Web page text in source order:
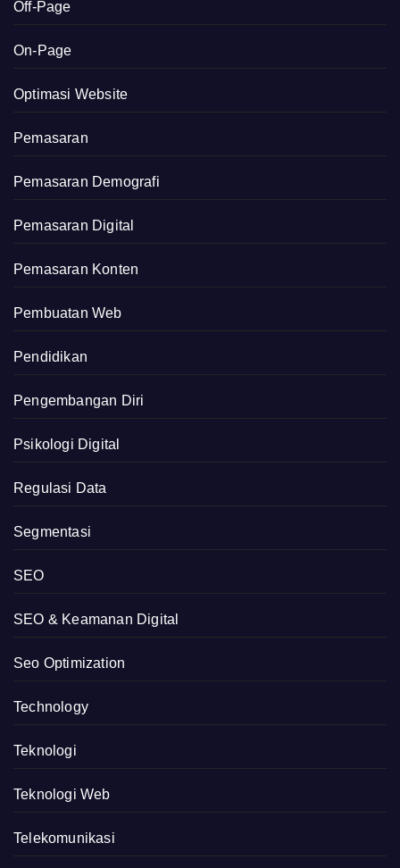
Off-Page
On-Page
Optimasi Website
Pemasaran
Pemasaran Demografi
Pemasaran Digital
Pemasaran Konten
Pembuatan Web
Pendidikan
Pengembangan Diri
Psikologi Digital
Regulasi Data
Segmentasi
SEO
SEO & Keamanan Digital
Seo Optimization
Technology
Teknologi
Teknologi Web
Telekomunikasi